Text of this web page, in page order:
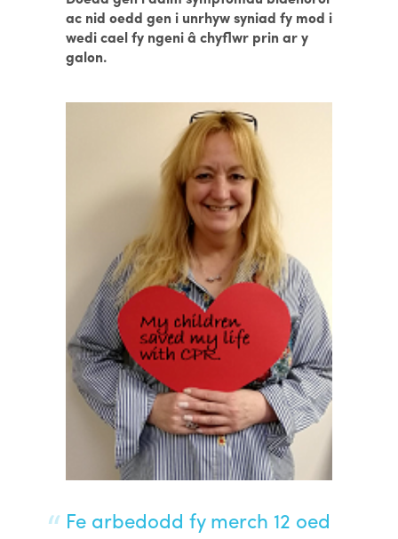
ac nid oedd gen i unrhyw syniad fy mod i
wedi cael fy ngeni â chyflwr prin ar y
galon.
Fe arbedodd fy merch 12 oed